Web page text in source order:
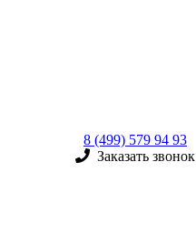
8 (499) 579 94 93
Заказать звонок